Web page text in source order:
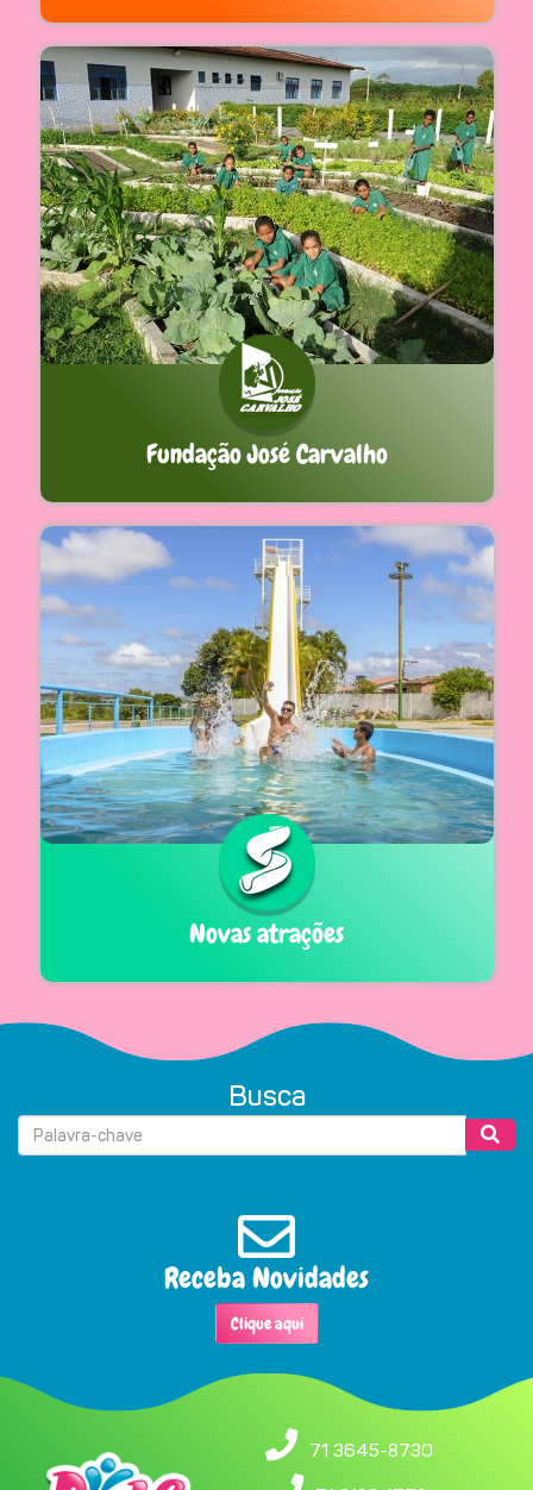
Fundação José Carvalho
Novas atrações
Busca
Receba Novidades
Clique aqui
71 3645-8730